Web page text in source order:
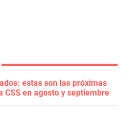
estas son las próximas
CSS en agosto y septiembre